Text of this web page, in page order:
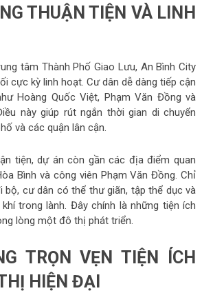
THUẬN TIỆN VÀ LINH
tâm Thành Phố Giao Lưu, An Bình City
cực kỳ linh hoạt. Cư dân dễ dàng tiếp cận
Hoàng Quốc Việt, Phạm Văn Đồng và
này giúp rút ngắn thời gian di chuyển
và các quận lân cận.
tiện, dự án còn gần các địa điểm quan
Bình và công viên Phạm Văn Đồng. Chỉ
bộ, cư dân có thể thư giãn, tập thể dục và
trong lành. Đây chính là những tiện ích
lòng một đô thị phát triển.
TRỌN VẸN TIỆN ÍCH
HIỆN ĐẠI